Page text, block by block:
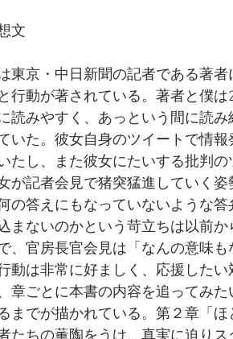
文
東京・中日新聞の記者である著
行動が著されている。著者と僕
読みやすく、あっという間に読
いた。彼女自身のツイートで情
たし、また彼女にたいする批判
が記者会見で猪突猛進していく
の答えにもなっていないような
まないのかという苛立ちは以前
、官房長官会見は「なんの意味
動は非常に好ましく、応援した
章ごとに本書の内容を追ってみ
までが描かれている。第２章「